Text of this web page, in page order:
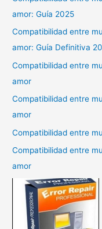
amor: Guía 2025
Compatibilidad entre
amor: Guía Definitiva
Compatibilidad entre
amor
Compatibilidad entre
amor
Compatibilidad entre
Compatibilidad entre
amor